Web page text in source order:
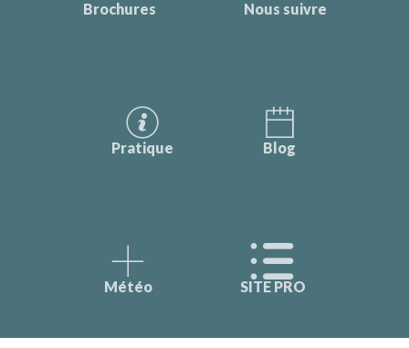
Brochures Nous suivre
Pratique Blog
Météo SITE PRO